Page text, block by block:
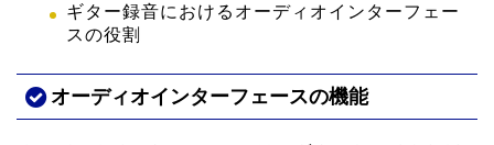
ギター録音におけるオーディオインターフェー
スの役割
オーディオインターフェースの機能